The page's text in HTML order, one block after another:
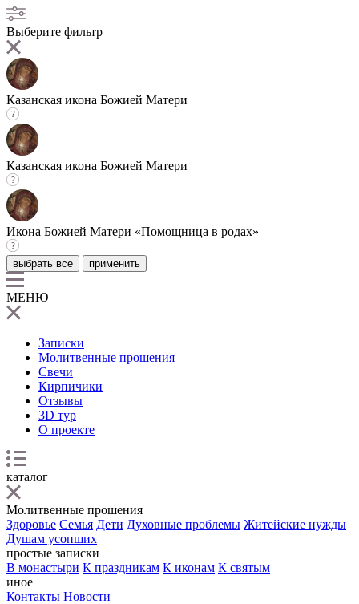
Выберите фильтр
Казанская икона Божией Матери
Казанская икона Божией Матери
Икона Божией Матери «Помощница в родах»
выбрать все применить
МЕНЮ
Записки
Молитвенные прошения
Свечи
Кирпичики
Отзывы
3D тур
О проекте
каталог
Молитвенные прошения
Здоровье Семья Дети Духовные проблемы Житейские нужды
Душам усопших
простые записки
В монастыри К праздникам К иконам К святым
иное
Контакты Новости